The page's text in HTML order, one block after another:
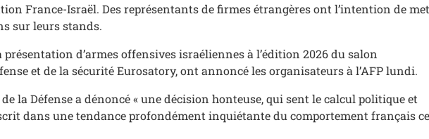
France-Israël. Des représentants de firmes étrangères ont l’intention de
sur leurs stands.
d’armes offensives israéliennes à l’édition 2026 du salon
et de la sécurité Eurosatory, ont annoncé les organisateurs à l’AFP lundi.
la Défense a dénoncé « une décision honteuse, qui sent le calcul politique et
dans une tendance profondément inquiétante du comportement français